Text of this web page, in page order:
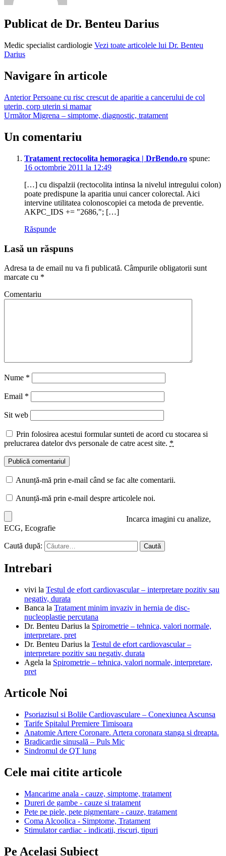
ulcero-
hemoragica
de
alcool
caustice
fumatul
crohn
peutz
jeghers
colica
cancer
colo-
rectal
Publicat de Dr. Benteu Darius
Medic specialist cardiologie Vezi toate articolele lui Dr. Benteu
Darius
Navigare în articole
AnteriorPersoane cu risc crescut de aparitie a cancerului de col
uterin, corp uterin si mamar
UrmătorMigrena – simptome, diagnostic, tratament
Un comentariu
Tratament rectocolita hemoragica | DrBendo.ro spune:
16 octombrie 2011 la 12:49
[…] cu dispalzii (rectocolita intinsa la nivelul intregului colon)
poate predispune la aparitia unui cancer colorectal. Aici
intervine utilitatea colonoscopiei ca metoda de preventie.
AKPC_IDS += "2686,"; […]
Răspunde
Lasă un răspuns
Adresa ta de email nu va fi publicată. Câmpurile obligatorii sunt
marcate cu *
Comentariu
Nume *
Email *
Sit web
Prin folosirea acestui formular sunteti de acord cu stocarea si
prelucrarea datelor dvs personale de catre acest site. *
Anunță-mă prin e-mail când se fac alte comentarii.
Anunță-mă prin e-mail despre articolele noi.
Incarca imagini cu analize,
ECG, Ecografie
Caută după:
Intrebari
vivi la Testul de efort cardiovascular – interpretare pozitiv sau
negativ, durata
Banca la Tratament minim invaziv in hernia de disc-
nucleoplastie percutana
Dr. Benteu Darius la Spirometrie – tehnica, valori normale,
interpretare, pret
Dr. Benteu Darius la Testul de efort cardiovascular –
interpretare pozitiv sau negativ, durata
Agela la Spirometrie – tehnica, valori normale, interpretare,
pret
Articole Noi
Psoriazisul si Bolile Cardiovasculare – Conexiunea Ascunsa
Tarife Spitalul Premiere Timisoara
Anatomie Artere Coronare. Artera coronara stanga si dreapta.
Bradicardie sinusală – Puls Mic
Sindromul de QT lung
Cele mai citite articole
Mancarime anala - cauze, simptome, tratament
Dureri de gambe - cauze si tratament
Pete pe piele, pete pigmentare - cauze, tratament
Coma Alcoolica - Simptome, Tratament
Stimulator cardiac - indicatii, riscuri, tipuri
Pe Acelasi Subiect